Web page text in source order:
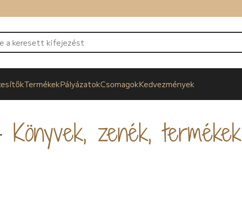
TermékekPályázatokCsomagokKedvezmények
Könyvek, zenék, termékek